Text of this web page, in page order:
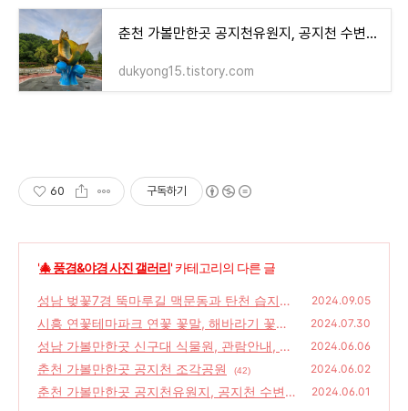
춘천 가볼만한곳 공지천유원지, 공지천 수변공원
dukyong15.tistory.com
60 구독하기
'🎄 풍경&야경 사진 갤러리' 카테고리의 다른 글
성남 벚꽃7경 뚝마루길 맥문동과 탄천 습지생
태공원 야생화
(22)
2024.09.05
시흥 연꽃테마파크 연꽃 꽃말, 해바라기 꽃말,
수국 꽃말 알아보자!
(30)
2024.07.30
성남 가볼만한곳 신구대 식물원, 관람안내, 입
장료, 주차안내, 식물원 탐방 안내도
(30)
2024.06.06
춘천 가볼만한곳 공지천 조각공원 (42) 2024.06.02
춘천 가볼만한곳 공지천유원지, 공지천 수변공
2024.06.01